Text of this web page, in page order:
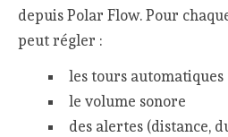
depuis Polar Flow. Pour
peut régler :
les tours automatiques
le volume sonore
des alertes (distance,